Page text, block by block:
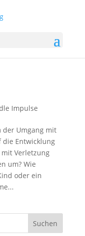
Impulse
der Umgang mit
die Entwicklung
Verletzung
um? Wie
oder ein